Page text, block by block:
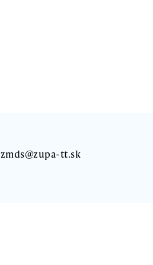
zmds@zupa-tt.sk